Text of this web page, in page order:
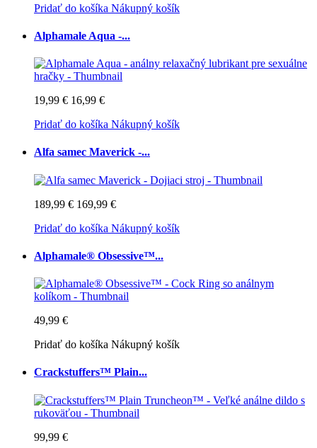
Pridať do košíka Nákupný košík
Alphamale Aqua -...
19,99 € 16,99 €
Pridať do košíka Nákupný košík
Alfa samec Maverick -...
189,99 € 169,99 €
Pridať do košíka Nákupný košík
Alphamale® Obsessive™...
49,99 €
Pridať do košíka Nákupný košík
Crackstuffers™ Plain...
99,99 €